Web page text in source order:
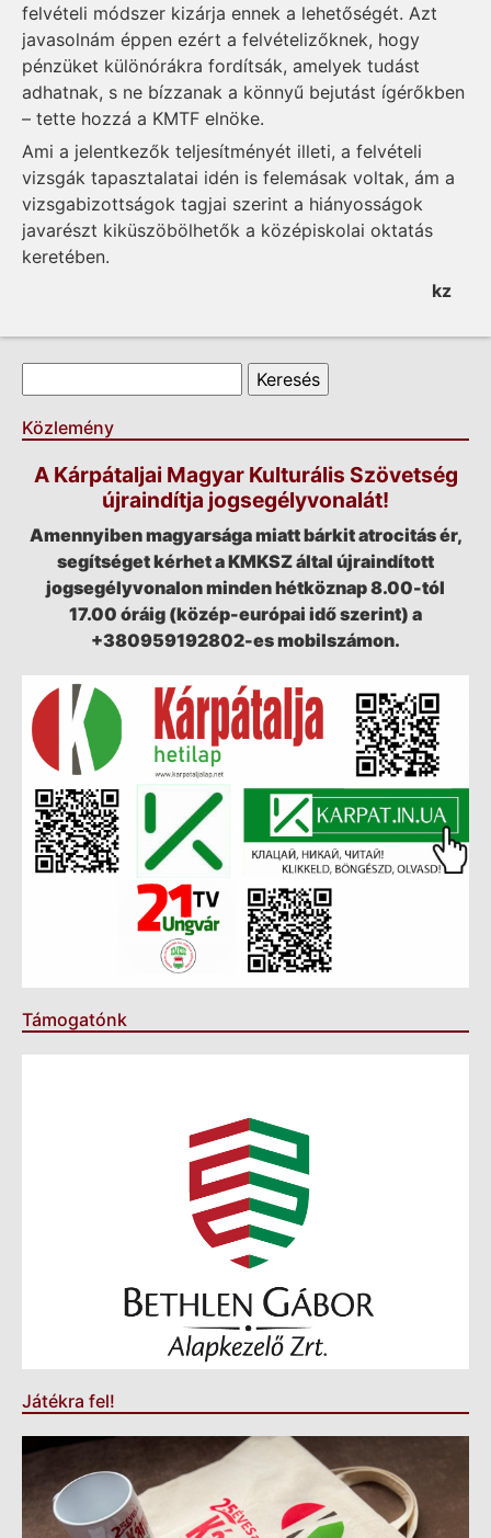
felvételi módszer kizárja ennek a lehetőségét. Azt
javasolnám éppen ezért a felvételizőknek, hogy
pénzüket különórákra fordítsák, amelyek tudást
adhatnak, s ne bízzanak a könnyű bejutást ígérőkben
– tette hozzá a KMTF elnöke.
Ami a jelentkezők teljesítményét illeti, a felvételi
vizsgák tapasztalatai idén is felemásak voltak, ám a
vizsgabizottságok tagjai szerint a hiányosságok
javarészt kiküszöbölhetők a középiskolai oktatás
keretében.
kz
Keresés űrlap
Közlemény
A Kárpátaljai Magyar Kulturális Szövetség
újraindítja jogsegélyvonalát!
Amennyiben magyarsága miatt bárkit atrocitás ér,
segítséget kérhet a KMKSZ által újraindított
jogsegélyvonalon minden hétköznap 8.00-tól
17.00 óráig (közép-európai idő szerint) a
+380959192802-es mobilszámon.
Támogatónk
Játékra fel!